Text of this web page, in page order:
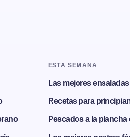
ESTA SEMANA
Las mejores
Recetas para
Pescados a la plancha